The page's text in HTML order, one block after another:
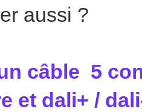
aussi ?
câble 5
et dali+ /